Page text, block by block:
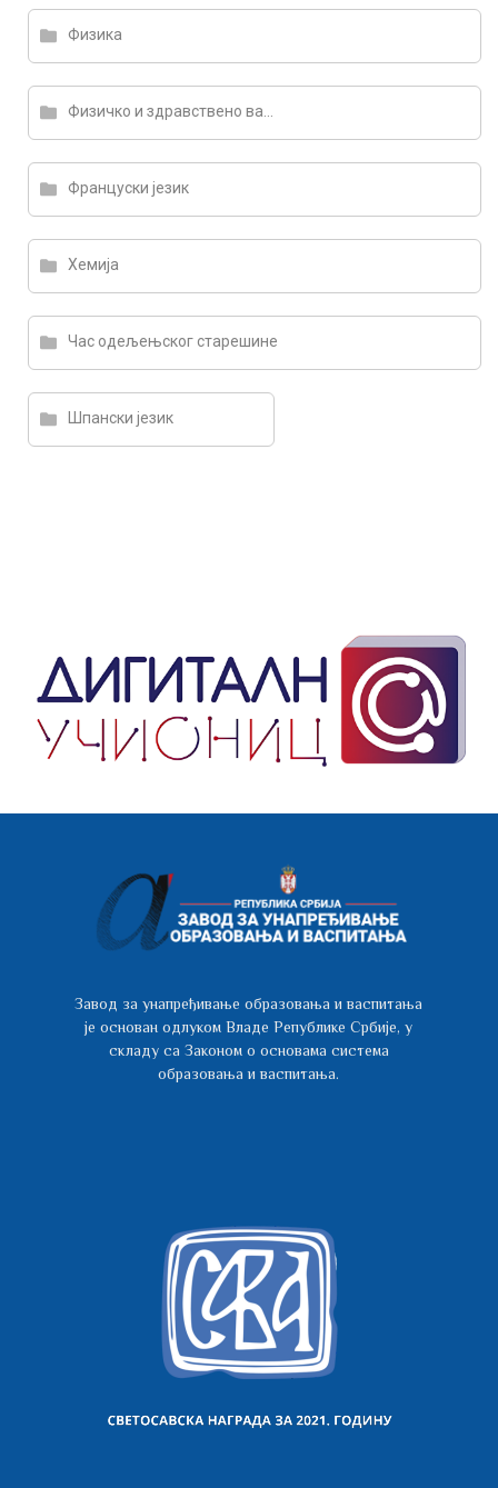
Физика
Физичко и здравствено васпитање
Француски језик
Хемија
Час одељењског старешине
Шпански језик
Завод за унапређивање образовања и васпитања
је основан одлуком Владе Републике Србије, у
складу са Законом о основама система
образовања и васпитања.